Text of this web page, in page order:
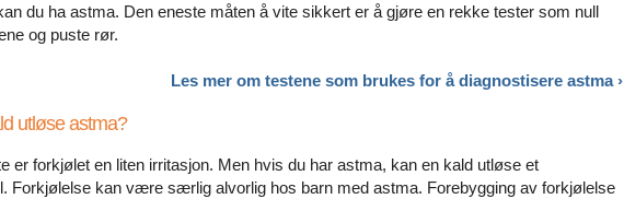
du ha astma. Den eneste måten å vite sikkert er å gjøre en rekke tester som null
og puste rør.
Les mer om testene som brukes for å diagnostisere astma ›
utløse astma?
er forkjølet en liten irritasjon. Men hvis du har astma, kan en kald utløse et
Forkjølelse kan være særlig alvorlig hos barn med astma. Forebygging av forkjølelse